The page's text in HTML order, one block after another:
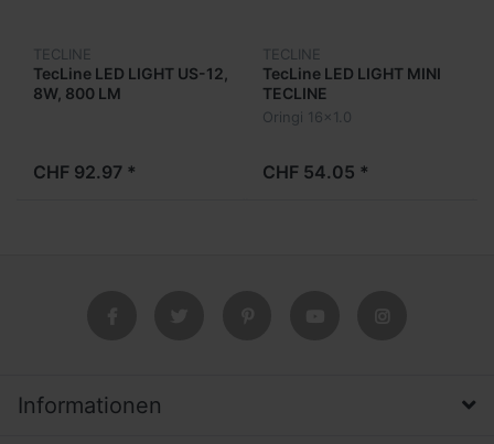
TECLINE
TecLine LED LIGHT US-12,
8W, 800 LM
CHF 92.97 *
TECLINE
TecLine LED LIGHT MINI
TECLINE
Oringi 16x1.0
CHF 54.05 *
Informationen